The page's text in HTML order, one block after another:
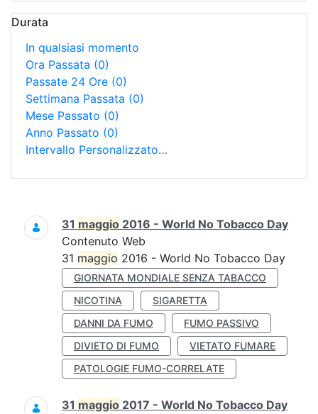
Durata
In qualsiasi momento
Ora Passata (0)
Passate 24 Ore (0)
Settimana Passata (0)
Mese Passato (0)
Anno Passato (0)
Intervallo Personalizzato…
Ricerca
31 maggio 2016 - World No Tobacco Day
Contenuto Web
31 maggio 2016 - World No Tobacco Day
GIORNATA MONDIALE SENZA TABACCO
NICOTINA
SIGARETTA
DANNI DA FUMO
FUMO PASSIVO
DIVIETO DI FUMO
VIETATO FUMARE
PATOLOGIE FUMO-CORRELATE
31 maggio 2017 - World No Tobacco Day